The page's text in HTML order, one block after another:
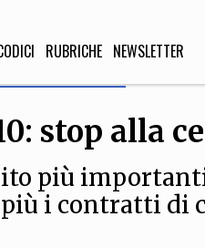
RUBRICHE NEWSLETTER
SOCIETÀ
Politica, Attualità,
Lavoro, Esteri
stop alla
più
i contratti di